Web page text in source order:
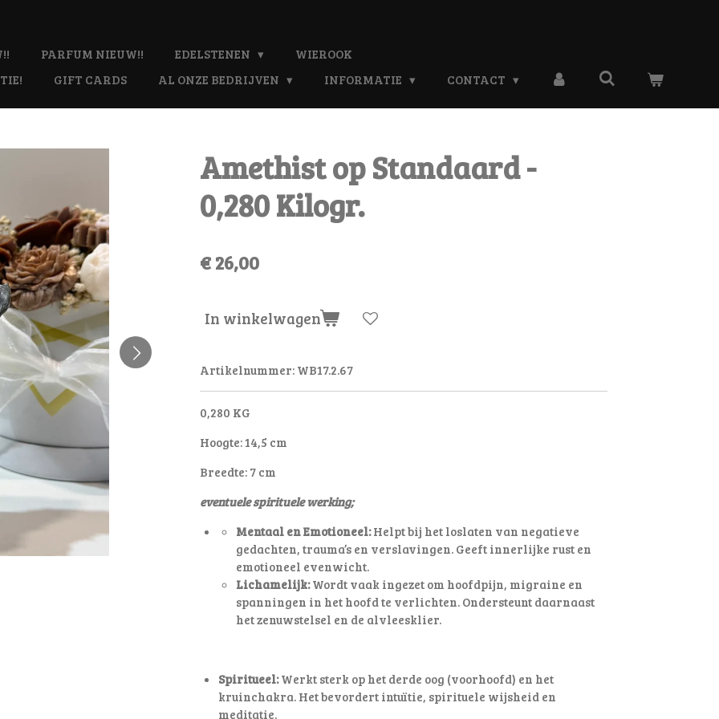
PARFUM NIEUW!! EDELSTENEN
WIEROOK
GIFT CARDS AL ONZE BEDRIJVEN INFORMATIE CONTACT
Amethist op Standaard -
0,280 Kilogr.
€ 26,00
In winkelwagen
Artikelnummer: WB17.2.67
0,280 KG
Hoogte: 14,5 cm
Breedte: 7 cm
eventuele spirituele werking;
Mentaal en Emotioneel:Helpt bij het loslaten van negatieve
gedachten, trauma’s en verslavingen. Geeft innerlijke rust en
emotioneel evenwicht.
Lichamelijk:Wordt vaak ingezet om hoofdpijn, migraine en
spanningen in het hoofd te verlichten. Ondersteunt daarnaast
het zenuwstelsel en de alvleesklier.
Spiritueel:Werkt sterk op het derde oog (voorhoofd) en het
kruinchakra. Het bevordert intuïtie, spirituele wijsheid en
meditatie.